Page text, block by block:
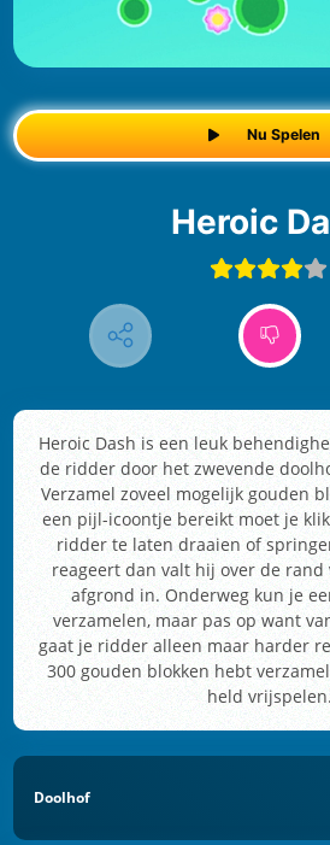
Nu Spelen
Heroic
Heroic Dash is een leuk
de ridder door het zwevende
Verzamel zoveel mogelijk gouden
een pijl-icoontje bereikt moet je
ridder te laten draaien of
reageert dan valt hij over de
afgrond in. Onderweg kun je
verzamelen, maar pas op want
gaat je ridder alleen maar harder
300 gouden blokken hebt
held vrijspelen.
Doolhof